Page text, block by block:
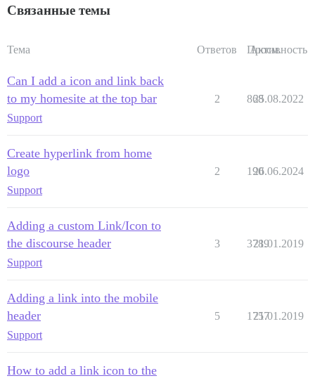
Связанные темы
Тема Ответов Просм.
Активность
Can I add a icon and link back
to my homesite at the top bar
Support
2 868
25.08.2022
Create hyperlink from home
logo
Support
2 190
26.06.2024
Adding a custom Link/Icon to
the discourse header
Support
3 3789
21.01.2019
Adding a link into the mobile
header
Support
5 1757
21.01.2019
How to add a link icon to the